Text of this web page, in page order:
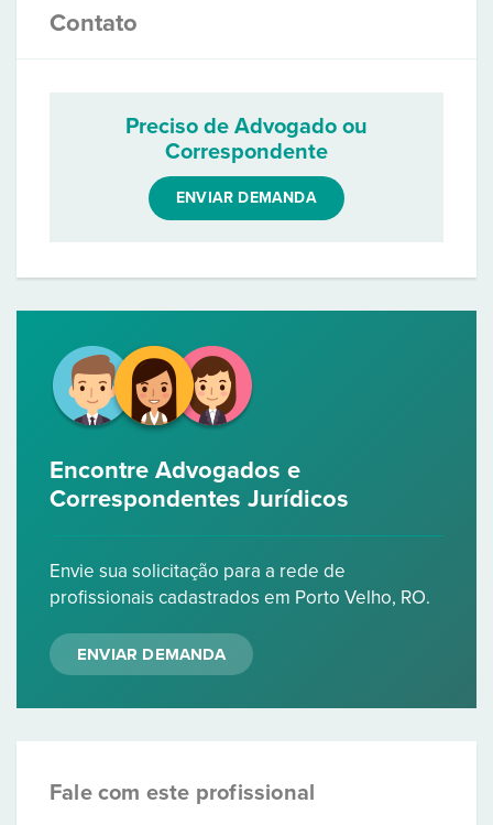
Contato
Preciso de Advogado ou
Correspondente
ENVIAR DEMANDA
Encontre Advogados e
Correspondentes Jurídicos
Envie sua solicitação para a rede de
profissionais cadastrados em Porto Velho, RO.
ENVIAR DEMANDA
Fale com este profissional